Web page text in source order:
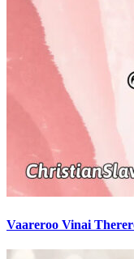
Vaareroo Vinai